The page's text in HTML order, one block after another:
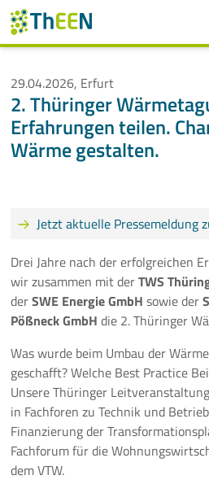
Suche
Navigation überspringen
ThEEN
Services
Aktivitäten
Veranstaltungen
Aktuelle Termine
Thüringer Wärmetagung 2026
10 Jahre ThEEN-Jubiläum
Auftaktveranstaltung
ThEEN-Fachforum
29.04.2026, Erfurt
2. Thüringer
Erfahrungen teilen.
Wärme gestalten.
Jetzt aktuelle Pressemeldung
Drei Jahre nach der erfolgreichen
wir zusammen mit derTWS
derSWE Energie GmbH sowie der
Pößneck GmbHdie 2. Thüringer
Was wurde beim Umbau der
geschafft? Welche Best Practice
Unsere Thüringer
in Fachforen zu Technik und
Finanzierung der
Fachforum für die
dem VTW.